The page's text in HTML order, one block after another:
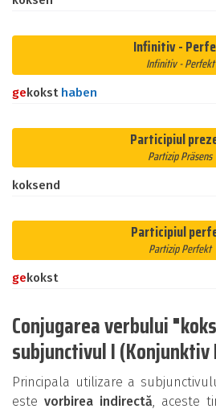
Infinitiv -
Infinitiv - Perfekt
gekokst haben
Participiul
Partizip Präsens
koksend
Participiul
Partizip Perfekt
gekokst
Conjugarea verbului
subjunctivul I
Principala utilizare a
este vorbirea indirectă, aceste